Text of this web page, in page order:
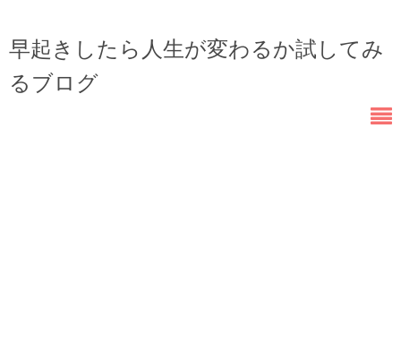
早起きしたら人生が変わるか試してみ
るブログ